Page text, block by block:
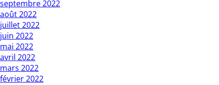
septembre 2022
août 2022
juillet 2022
juin 2022
mai 2022
avril 2022
mars 2022
février 2022